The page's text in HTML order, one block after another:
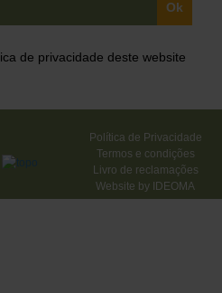
de privacidade deste website
Política de Privacidade
Termos e condições
Livro de reclamações
Website by IDEOMA